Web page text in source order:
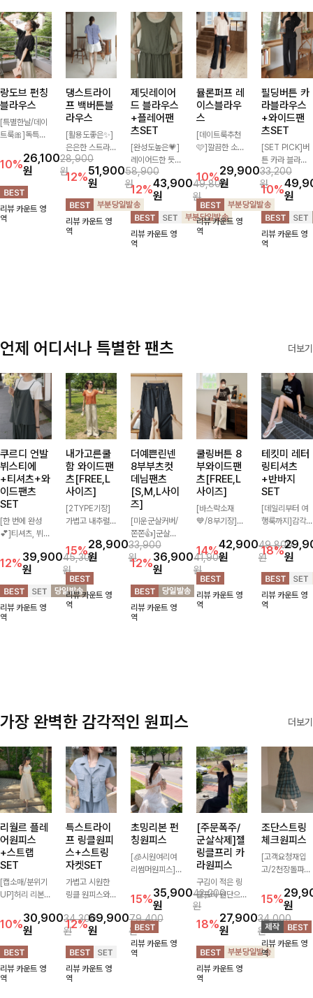
랑도브 펀칭
블라우스
[특별한날/데이
트룩🎀]독특한
시원해보이면서
로맨틱한 무드를
선사하는 블라우
스:) 풍성한 퍼프
소매와 밑단 셔
링으로 스타일을
10%26,100
원
28,900
원
리뷰 카운트 영
역
댕스트라이
프 백버튼블
라우스
[활용도좋은✨]
은은한 스트라이
프 패턴이 더해
져 심플한 코디
에도 세련된 포
인트를 더해드리
며 깔끔한 스트
라이프 디테일로
유행 없이 오래
12%51,900
원
58,900
원
리뷰 카운트 영
역
제딧레이어
드 블라우스
+플레어팬
츠SET
[완성도높은💗]
레이어드한 듯
자연스러운 나시
와 버튼 원피스
가 함께 구성된
세트 아이템입니
다. 코디 고민 없
이 한 벌만으로
도 내추럴하면서
12%43,900
원
49,800
원
리뷰 카운트 영
역
뮬론퍼프 레
이스블라우
스
[데이트룩추천
🩷]깔끔한 소매
자수로 사랑스러
운 분위기를 담
았으며 은은한
체크 패턴이 더
해져 밋밋함 없
이 여성스러움
10%29,900
원
33,200
원
리뷰 카운트 영
역
필딩버튼 카
라블라우스
+와이드팬
츠SET
[SET PICK]버
튼 카라 블라우
스와 팬츠, 스트
랩까지 구성된
활용도 높은 3
종 세트 🤍 코디
걱정 없이 한 번
에 완성도 있는
스타일링을 연출
10%원
리뷰 카운트 영
역
언제 어디서나 특별한 팬츠 더보기
쿠르디 언발
뷔스티에
+티셔츠+와
이드팬츠
SET
[한 번에 완성
💕]티셔츠, 뷔스
한 번에 구성된
실속 있는 3피
스 세트 🖤 따로
또 같이 활용하
기 좋아 코디 걱
정 없이 데일리
12%39,900
원
45,300
원
리뷰 카운트 영
역
내가고른쿨
함 와이드팬
츠[FREE,L
사이즈]
[2TYPE기장]
가볍고 내추럴한
시즌 시원하게
즐기기 좋은 와
이드 팬츠! 허리
밴딩과 스트링
디테일로 편안한
착용감을 더했으
15%28,900
원
33,900
원
리뷰 카운트 영
역
더예쁜린넨
8부부츠컷
데님팬츠
[S,M,L사이
즈]
[미운군살커버/
쫀쫀👍]군살을
잡아주는 깔끔한
부츠컷 핏에 발
목이 드러나는
8부 기장으로
다리를 슬림하고
길어보이게 만들
어주며 생지 소
12%36,900
원
41,900
원
리뷰 카운트 영
역
쿨링버튼 8
부와이드팬
츠[FREE,L
사이즈]
[바스락소재
💙/8부기장]사
일이 은은한 포
인트가 되어주는
와이드 팬츠입니
다. 여유롭게 떨
어지는 실루엣과
가볍게 바스락거
14%42,900
원
49,800
원
리뷰 카운트 영
역
테킷미 레터
링티셔츠
+반바지
SET
[데일리부터 여
행룩까지]감각
셔츠와 플레어
핏 반바지가 함
께 구성된 세트
아이템으로, 편
안하면서도 캐주
얼한 꾸안꾸룩을
18%원
리뷰 카운트 영
역
가장 완벽한 감각적인 원피스 더보기
리월르 플레
어원피스
+스트랩
SET
[캡소매/분위기
UP]허리 리본
구성되어 여성스
럽고 우아한 실
루엣을 완성해주
는 원피스- 자연
스럽게 퍼지는
플레어 라인과
10%30,900
원
34,300
원
리뷰 카운트 영
역
특스트라이
프 링클원피
스+스트링
자켓SET
가볍고 시원한
링클 원피스와
세트로 구성되어
코디 고민 없이
완성도 높은 스
타일링을 연출해
주는 아이템 🤍
따로 또 같이 활
12%69,900
원
79,400
원
리뷰 카운트 영
역
초밍리본 펀
칭원피스
[🧊시원여리여
리썸머원피스]
테일과 리본 포
인트가 어우러져
사랑스러운 무드
를 더한 원피스
🤍 여리하게 퍼
지는 실루엣으로
15%35,900
원
42,200
원
리뷰 카운트 영
역
[주문폭주/
군살삭제]젤
링클프리 카
라원피스
구김이 적은 링
클프리 원단으로
항상 깔끔하게
착용 가능하며
일자로 떨어지는
넉넉한 핏으로
군살을 완벽히
커버해주는 원피
스에요🖤
18%27,900
원
34,000
원
리뷰 카운트 영
역
조단스트링
체크원피스
[고객요청재입
고/2천장돌파
용해줘도 스타일
리시해 보이는
휘뚜루 마뚜루
아이템 ~ ! 인생
샷 건질 수 있는
세련된 무드의
15%원
리뷰 카운트 영
역